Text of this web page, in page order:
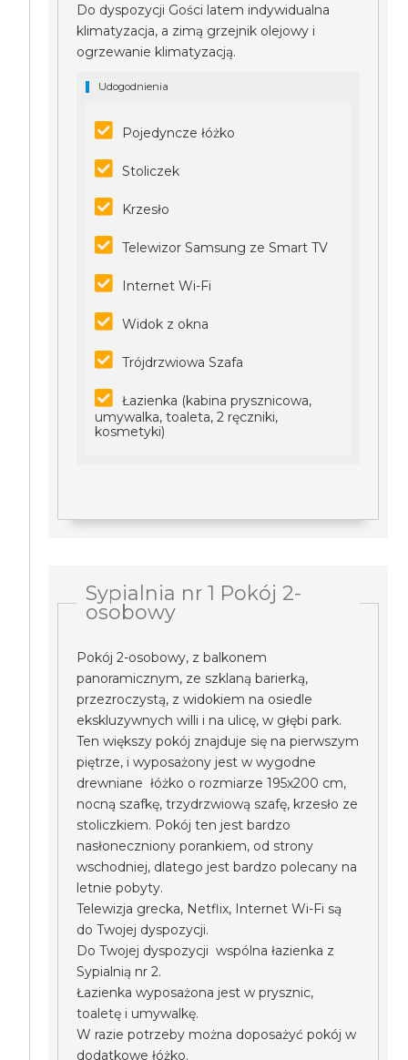
Do dyspozycji Gości latem indywidualna
klimatyzacja, a zimą grzejnik olejowy i
ogrzewanie klimatyzacją.
Udogodnienia
Pojedyncze łóżko
Stoliczek
Krzesło
Telewizor Samsung ze Smart TV
Internet Wi-Fi
Widok z okna
Trójdrzwiowa Szafa
Łazienka (kabina prysznicowa,
umywalka, toaleta, 2 ręczniki,
kosmetyki)
Sypialnia nr 1 Pokój 2-
osobowy
Pokój 2-osobowy, z balkonem
panoramicznym, ze szklaną barierką,
przezroczystą, z widokiem na osiedle
ekskluzywnych willi i na ulicę, w głębi park.
Ten większy pokój znajduje się na pierwszym
piętrze, i wyposażony jest w wygodne
drewniane łóżko o rozmiarze 195x200 cm,
nocną szafkę, trzydrzwiową szafę, krzesło ze
stoliczkiem. Pokój ten jest bardzo
nasłoneczniony porankiem, od strony
wschodniej, dlatego jest bardzo polecany na
letnie pobyty.
Telewizja grecka, Netflix, Internet Wi-Fi są
do Twojej dyspozycji.
Do Twojej dyspozycji wspólna łazienka z
Sypialnią nr 2.
Łazienka wyposażona jest w prysznic,
toaletę i umywalkę.
W razie potrzeby można doposażyć pokój w
dodatkowe łóżko.